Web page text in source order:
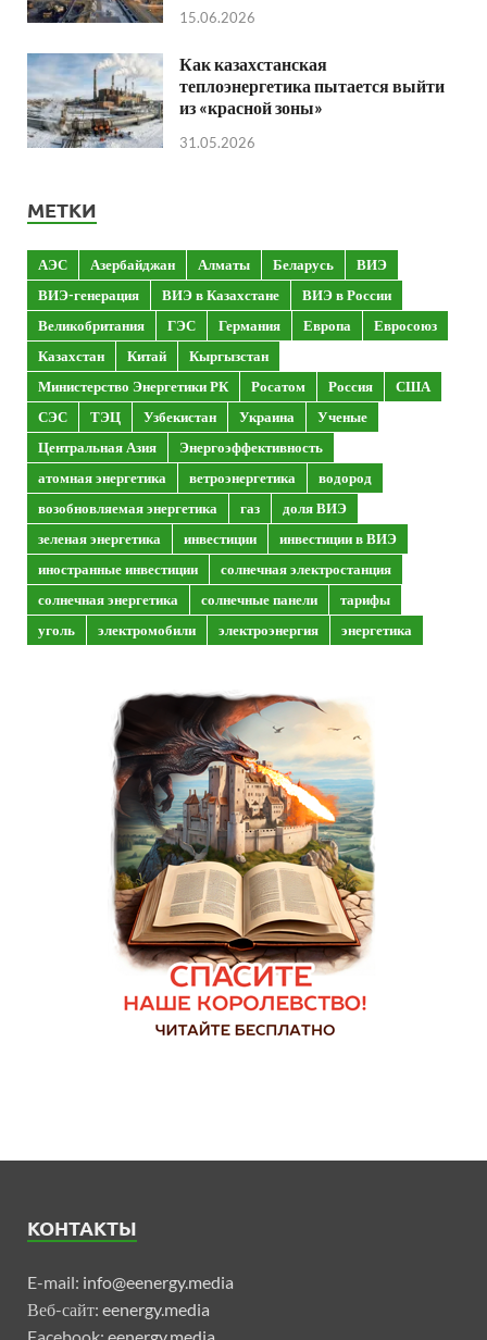
15.06.2026
Как казахстанская
теплоэнергетика пытается выйти
из «красной зоны»
31.05.2026
МЕТКИ
АЭС Азербайджан Алматы Беларусь
ВИЭ
ВИЭ-генерация
ВИЭ в Казахстане
ВИЭ в России
Великобритания
ГЭС Германия Европа
Евросоюз
Казахстан
Китай
Кыргызстан
Министерство Энергетики РК
Росатом Россия
США
СЭС
ТЭЦ Узбекистан Украина
Ученые
Центральная Азия
Энергоэффективность
атомная энергетика
ветроэнергетика
водород
возобновляемая энергетика
газ
доля ВИЭ
зеленая энергетика
инвестиции
инвестиции в ВИЭ
иностранные инвестиции
солнечная электростанция
солнечная энергетика
солнечные панели
тарифы
уголь
электромобили электроэнергия энергетика
КОНТАКТЫ
E-mail: info@eenergy.media
Веб-сайт: eenergy.media